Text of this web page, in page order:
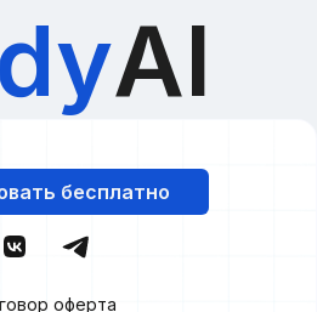
AI
бесплатно
оферта